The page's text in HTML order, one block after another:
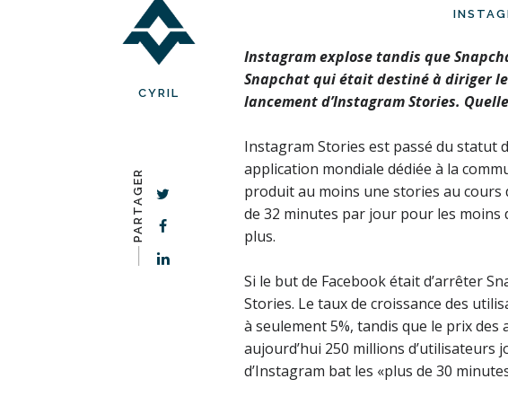
CYRIL
PARTAGER
Instagram explose tandis que
Snapchat qui était destiné à diriger le
lancement d’Instagram Stories.
Instagram Stories est passé du statut
application mondiale dédiée à la
produit au moins une stories au cours
de 32 minutes par jour pour les moins
plus.
Si le but de Facebook était d’arrêter
Stories. Le taux de croissance des
à seulement 5%, tandis que le prix des
aujourd’hui 250 millions d’utilisateurs
d’Instagram bat les «plus de 30